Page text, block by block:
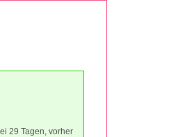
29 Tagen, vorher